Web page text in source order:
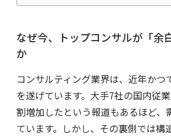
なぜ今、トップコンサルが「余
か
コンサルティング業界は、近年かつ
を遂げています。大手7社の国内従
割増加したという報道もあるほど、
ています。しかし、その裏側では構